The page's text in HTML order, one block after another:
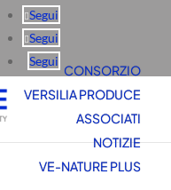
Segui
Segui
Segui
CONSORZIO
VERSILIA PRODUCE
ASSOCIATI
NOTIZIE
VE-NATURE PLUS